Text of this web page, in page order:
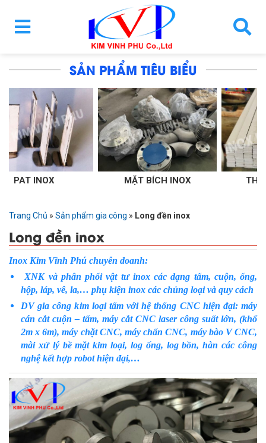
SẢN PHẨM TIÊU BIỂU
MẶT BÍCH INOX THANH LA INOX
Trang Chủ » Sản phẩm gia công » Long đền inox
Long đền inox
Inox Kim Vĩnh Phú chuyên doanh:
XNK và phân phối vật tư inox các dạng tấm, cuộn, ống,
hộp, láp, vê, la,… phụ kiện inox các chủng loại và quy cách
DV gia công kim loại tấm với hệ thống CNC hiện đại: máy
cán cắt cuộn – tấm, máy cắt CNC laser công suất lớn, (khổ
2m x 6m), máy chặt CNC, máy chấn CNC, máy bào V CNC,
mài xử lý bề mặt kim loại, log ống, log bồn, hàn các công
nghệ kết hợp robot hiện đại,…